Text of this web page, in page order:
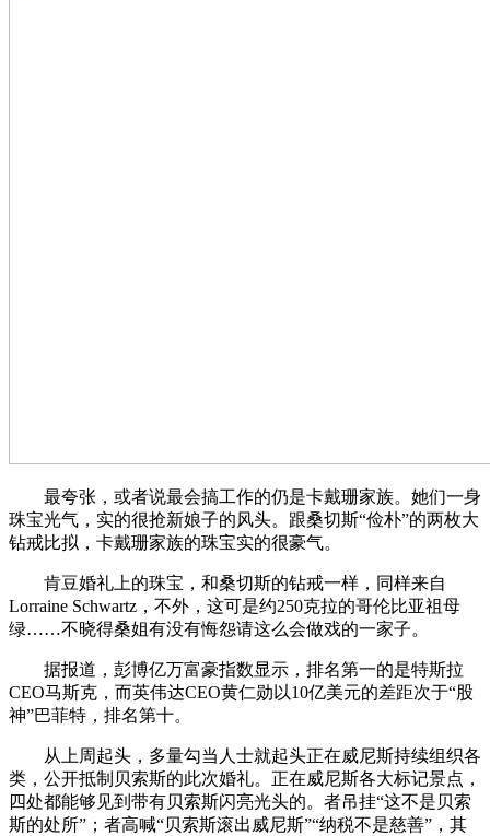
最夸张，或者说最会搞工作的仍是卡戴珊家族。她们一身
珠宝光气，实的很抢新娘子的风头。跟桑切斯“俭朴”的两枚大
钻戒比拟，卡戴珊家族的珠宝实的很豪气。
肯豆婚礼上的珠宝，和桑切斯的钻戒一样，同样来自
Lorraine Schwartz，不外，这可是约250克拉的哥伦比亚祖母
绿……不晓得桑姐有没有悔怨请这么会做戏的一家子。
据报道，彭博亿万富豪指数显示，排名第一的是特斯拉
CEO马斯克，而英伟达CEO黄仁勋以10亿美元的差距次于“股
神”巴菲特，排名第十。
从上周起头，多量勾当人士就起头正在威尼斯持续组织各
类，公开抵制贝索斯的此次婚礼。正在威尼斯各大标记景点，
四处都能够见到带有贝索斯闪亮光头的。者吊挂“这不是贝索
斯的处所”；者高喊“贝索斯滚出威尼斯”“纳税不是慈善”，其